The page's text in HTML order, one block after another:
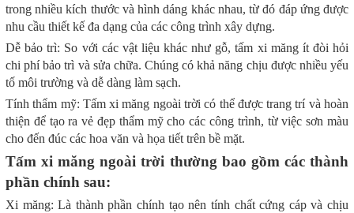
trong nhiều kích thước và hình dáng khác nhau, từ đó đáp ứng được
nhu cầu thiết kế đa dạng của các công trình xây dựng.
Dễ bảo trì: So với các vật liệu khác như gỗ, tấm xi măng ít đòi hỏi
chi phí bảo trì và sửa chữa. Chúng có khả năng chịu được nhiều yếu
tố môi trường và dễ dàng làm sạch.
Tính thẩm mỹ: Tấm xi măng ngoài trời có thể được trang trí và hoàn
thiện để tạo ra vẻ đẹp thẩm mỹ cho các công trình, từ việc sơn màu
cho đến đúc các hoa văn và họa tiết trên bề mặt.
Tấm xi măng ngoài trời thường bao gồm các thành
phần chính sau:
Xi măng: Là thành phần chính tạo nên tính chất cứng cáp và chịu